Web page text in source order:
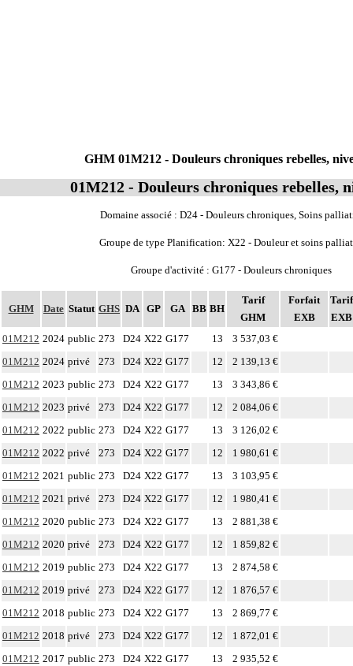
GHM Date Statut GHS DA GP GA BB BH
Tarif
GHM
Forfait
EXB
Tarif
EXB
01M212 2024 public 273 D24 X22 G177 13
3 537,03 €
01M212 2024 privé 273 D24 X22 G177 12
2 139,13 €
01M212 2023 public 273 D24 X22 G177 13
3 343,86 €
01M212 2023 privé 273 D24 X22 G177 12
2 084,06 €
01M212 2022 public 273 D24 X22 G177 13
3 126,02 €
01M212 2022 privé 273 D24 X22 G177 12
1 980,61 €
01M212 2021 public 273 D24 X22 G177 13
3 103,95 €
01M212 2021 privé 273 D24 X22 G177 12
1 980,41 €
01M212 2020 public 273 D24 X22 G177 13
2 881,38 €
01M212 2020 privé 273 D24 X22 G177 12
1 859,82 €
01M212 2019 public 273 D24 X22 G177 13
2 874,58 €
01M212 2019 privé 273 D24 X22 G177 12
1 876,57 €
01M212 2018 public 273 D24 X22 G177 13
2 869,77 €
01M212 2018 privé 273 D24 X22 G177 12
1 872,01 €
01M212 2017 public 273 D24 X22 G177 13
2 935,52 €
GHM 01M212 - Douleurs chroniques rebelles,
01M212 - Douleurs chroniques rebelles,
Domaine associé : D24 - Douleurs chroniques, Soins
Groupe de type Planification: X22 - Douleur et soins
Groupe d'activité : G177 - Douleurs chroniques